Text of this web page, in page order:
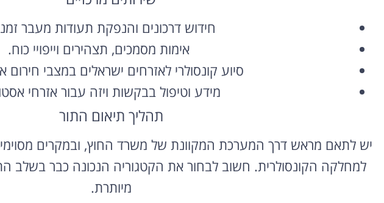
חידוש דרכונים והנפקת תעודות מעבר
אימות מסמכים, תצהירים וייפויי כוח.
סיוע קונסולרי לאזרחים ישראלים במצבי חירום
מידע וטיפול בבקשות ויזה עבור אזרחי
תהליך תיאום התור
יש לתאם מראש דרך המערכת המקוונת של משרד החוץ, ובמקרים
למחלקה הקונסולרית. חשוב לבחור את הקטגוריה הנכונה כבר בשלב
מיותרת.